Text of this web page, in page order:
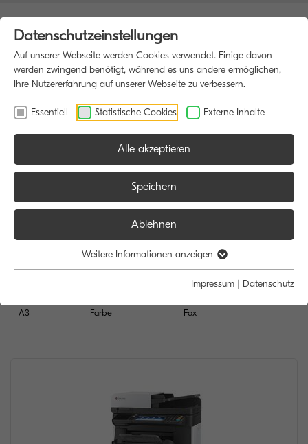
A3 Farbe
Funktion:
Scan
Fax
Datenschutzeinstellungen
Auf unserer Webseite werden Cookies verwendet. Einige davon
werden zwingend benötigt, während es uns andere ermöglichen,
Ihre Nutzererfahrung auf unserer Webseite zu verbessern.
Essentiell Statistische Cookies Externe Inhalte
Alle akzeptieren
Speichern
Ablehnen
Weitere Informationen anzeigen
Impressum | Datenschutz